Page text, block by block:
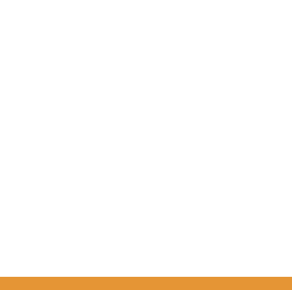
اوقات العمل: